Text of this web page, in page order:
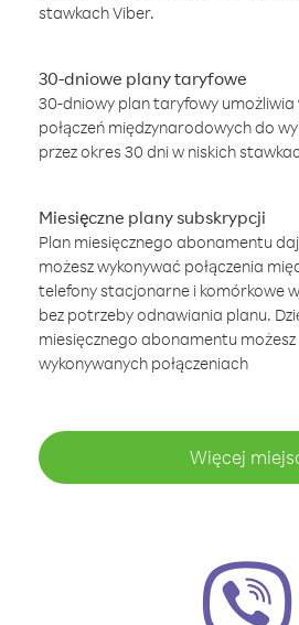
stawkach Viber.
30-dniowe plany taryfowe
30-dniowy plan taryfowy umożliwia
połączeń międzynarodowych do
przez okres 30 dni w niskich
Miesięczne plany subskrypcji
Plan miesięcznego abonamentu
możesz wykonywać połączenia
telefony stacjonarne i komórkowe
bez potrzeby odnawiania planu.
miesięcznego abonamentu możesz
wykonywanych połączeniach
Więcej